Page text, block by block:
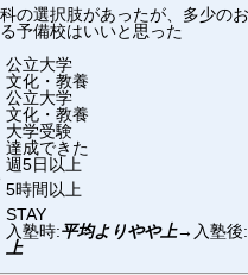
の選択肢があったが、多少の
予備校はいいと思った
公立大学
文化・教養
公立大学
文化・教養
大学受験
達成できた
週5日以上
5時間以上
STAY
入塾時:平均よりやや上→ 入塾後:
上